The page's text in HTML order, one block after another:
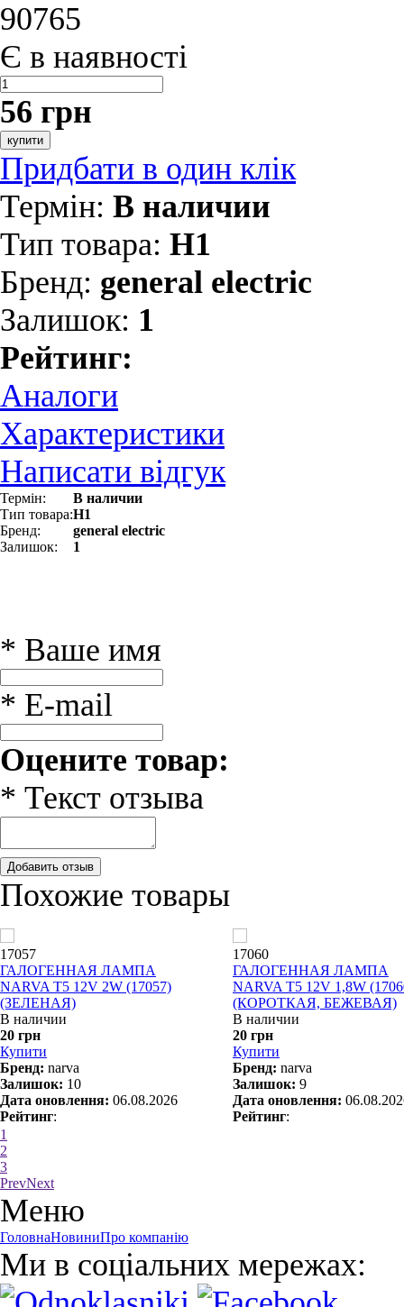
90765
Є в наявності
56 грн
купити
Придбати в один клік
Термін: В наличии
Тип товара: H1
Бренд: general electric
Залишок: 1
Рейтинг:
Аналоги
Характеристики
Написати відгук
Термін:
В наличии
Тип товара:H1
Бренд:
general electric
Залишок:
1
* Ваше имя
* E-mail
Оцените товар:
* Текст отзыва
Добавить отзыв
Похожие товары
17057
ГАЛОГЕННАЯ ЛАМПА
NARVA T5 12V 2W (17057)
(ЗЕЛЕНАЯ)
В наличии
20 грн
Купити
Бренд: narva
Залишок: 10
Дата оновлення: 06.08.2026
Рейтинг:
17060
ГАЛОГЕННАЯ ЛАМПА
NARVA T5 12V 1,8W
(КОРОТКАЯ, БЕЖЕВАЯ)
В наличии
20 грн
Купити
Бренд: narva
Залишок: 9
Дата оновлення:
Рейтинг:
1
2
3
PrevNext
Меню
ГоловнаНовиниПро компанію
Ми в соціальних мережах: